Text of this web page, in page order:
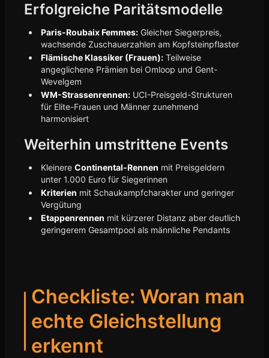
Erfolgreiche Paritätsmodelle
Paris-Roubaix Femmes: Gleicher Siegerpreis,
wachsende Zuschauerzahlen am Kopfsteinpflaster
Flämische Klassiker (Frauen): Teilweise
angeglichene Prämien bei Omloop und Gent-
Wevelgem
WM-Strassenrennen: UCI-Preisgeld-Strukturen
für Elite-Frauen und Männer zunehmend
harmonisiert
Weiterhin umstrittene Events
Kleinere Continental-Rennen mit Preisgeldern
unter 1.000 Euro für Siegerinnen
Kriterien mit Schaukampfcharakter und geringer
Vergütung
Etappenrennen mit kürzerer Distanz aber deutlich
geringerem Gesamtpool als männliche Pendants
Checkliste: Woran man
echte Gleichstellung
erkennt